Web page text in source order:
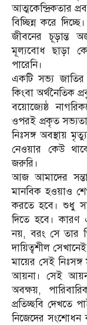
আত্মকেন্দ্রিকতার
বিচ্ছিন্ন করে
জীবনের চূড়ান্ত
মূল্যবোধ ছাড়া
পারেনি।
একটি সভ্য
কিংবা অর্থনৈতিক
বয়োজ্যেষ্ঠ
ওপরই প্রকৃত
নিঃসঙ্গ অবস্থায়
নেওয়ার কেউ
জরুরি।
আজ আমাদের
মানবিক হওয়াও
করতে হবে। শুধু
দিতে হবে। কারণ
নয়, বরং সে তার
দায়িত্বশীল
মায়ের সেই
আয়না। সেই
অবক্ষয়,
প্রতিচ্ছবি দেখতে
নিজেদের